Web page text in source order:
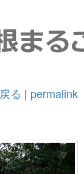
戻る | permalink